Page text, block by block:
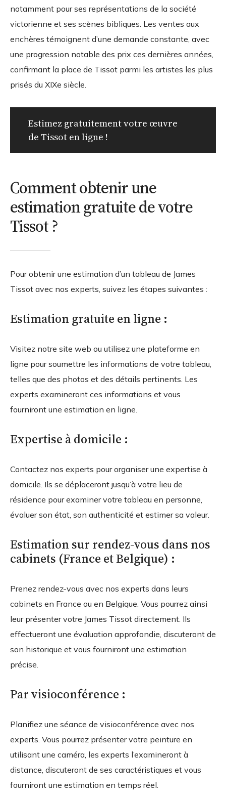
notamment pour ses représentations de la société
victorienne et ses scènes bibliques. Les ventes aux
enchères témoignent d’une demande constante, avec
une progression notable des prix ces dernières années,
confirmant la place de Tissot parmi les artistes les plus
prisés du XIXe siècle.
Estimez gratuitement votre œuvre
de Tissot en ligne !
Comment obtenir une
estimation gratuite de votre
Tissot ?
Pour obtenir une estimation d’un tableau de James
Tissot avec nos experts, suivez les étapes suivantes :
Estimation gratuite en ligne :
Visitez notre site web ou utilisez une plateforme en
ligne pour soumettre les informations de votre tableau,
telles que des photos et des détails pertinents. Les
experts examineront ces informations et vous
fourniront une estimation en ligne.
Expertise à domicile :
Contactez nos experts pour organiser une expertise à
domicile. Ils se déplaceront jusqu’à votre lieu de
résidence pour examiner votre tableau en personne,
évaluer son état, son authenticité et estimer sa valeur.
Estimation sur rendez-vous dans nos
cabinets (France et Belgique) :
Prenez rendez-vous avec nos experts dans leurs
cabinets en France ou en Belgique. Vous pourrez ainsi
leur présenter votre James Tissot directement. Ils
effectueront une évaluation approfondie, discuteront de
son historique et vous fourniront une estimation
précise.
Par visioconférence :
Planifiez une séance de visioconférence avec nos
experts. Vous pourrez présenter votre peinture en
utilisant une caméra, les experts l’examineront à
distance, discuteront de ses caractéristiques et vous
fourniront une estimation en temps réel.